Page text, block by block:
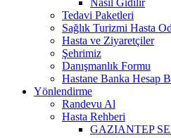
Tedavi Paketleri
Sağlık Turizmi Hasta
Hasta ve Ziyaretçiler
Şehrimiz
Danışmanlık Formu
Hastane Banka Hesap
Yönlendirme
Randevu Al
Hasta Rehberi
GAZIANTEP